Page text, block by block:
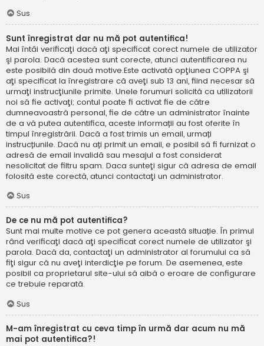
Sus
Sunt înregistrat dar nu mă pot autentifica!
Mai întâi verificaţi dacă aţi specificat corect numele de utilizator
şi parola. Dacă acestea sunt corecte, atunci autentificarea nu
este posibilă din două motive.Este activată opţiunea COPPA şi
aţi specificat la înregistrare că aveţi sub 13 ani, fiind necesar să
urmaţi instrucţiunile primite. Unele forumuri solicită ca utilizatorii
noi să fie activaţi; contul poate fi activat fie de către
dumneavoastră personal, fie de către un administrator înainte
de a vă putea autentifica, aceste informații au fost oferite în
timpul înregistrării. Dacă a fost trimis un email, urmați
instrucțiunile. Dacă nu ați primit un email, e posibil să fi furnizat o
adresă de email invalidă sau mesajul a fost considerat
nesolicitat de filtru spam. Daca sunteţi sigur că adresa de email
folosită este corectă, atunci contactaţi un administrator.
Sus
De ce nu mă pot autentifica?
Sunt mai multe motive ce pot genera această situație. În primul
rând verificaţi dacă aţi specificat corect numele de utilizator şi
parola. Dacă da, contactaţi un administrator al forumului ca să
fiţi sigur că nu aveţi interdicţie pe forum. De asemenea, este
posibil ca proprietarul site-ului să aibă o eroare de configurare
ce trebuie reparată.
Sus
M-am înregistrat cu ceva timp în urmă dar acum nu mă
mai pot autentifica?!